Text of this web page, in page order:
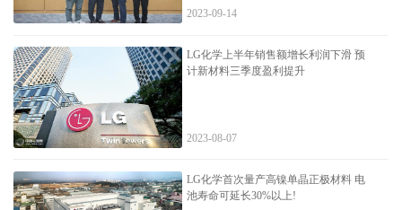
2023-09-14
LG化学上半年销售额增长利润下滑 预
计新材料三季度盈利提升
2023-08-07
LG化学首次量产高镍单晶正极材料 电
池寿命可延长30%以上!